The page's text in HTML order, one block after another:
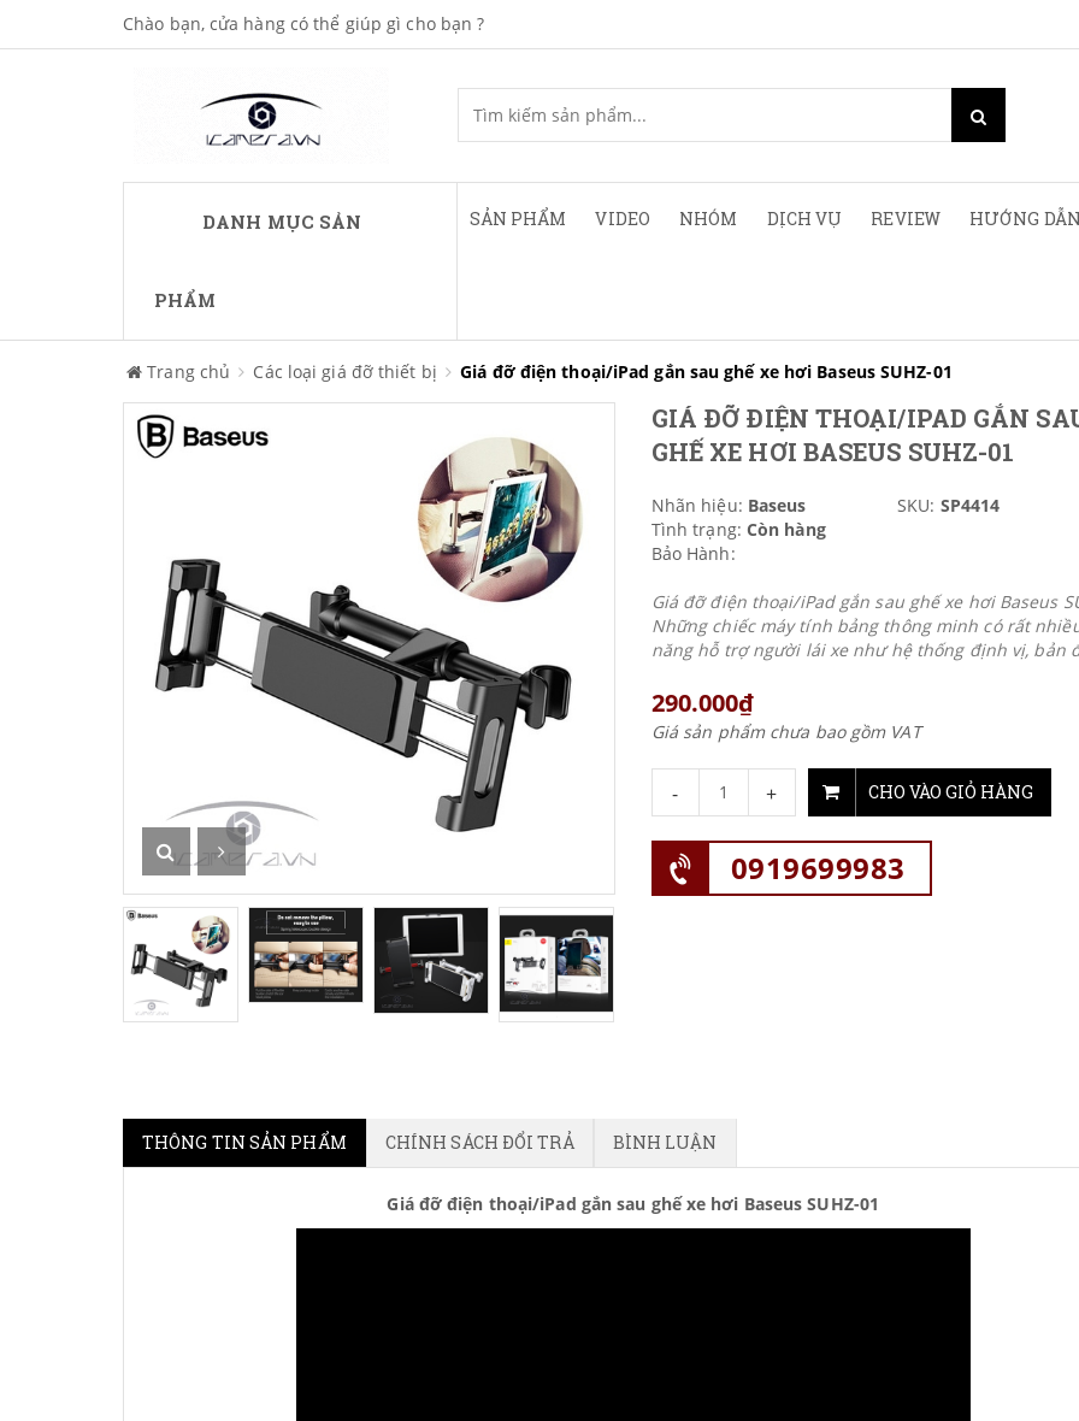
Chào bạn, cửa hàng có thể giúp gì cho bạn ?
DANH MỤC SẢN
PHẨM
SẢN PHẨM VIDEO NHÓM DỊCH VỤ REVIEW HƯỚNG
Trang chủ Các loại giá đỡ thiết bị Giá đỡ điện thoại/iPad gắn sau ghế xe hơi Baseus SUHZ-01
GIÁ ĐỠ ĐIỆN THOẠI/IPAD GẮN
GHẾ XE HƠI BASEUS SUHZ-01
Nhãn hiệu: Baseus SKU: SP4414
Tình trạng: Còn hàng
Bảo Hành:
Giá đỡ điện thoại/iPad gắn sau ghế xe hơi Baseus
Những chiếc máy tính bảng thông minh có rất
năng hỗ trợ người lái xe như hệ thống định vị, bản
290.000₫
Giá sản phẩm chưa bao gồm VAT
- + CHO VÀO GIỎ HÀNG
0919699983
THÔNG TIN SẢN PHẨM CHÍNH SÁCH ĐỔI TRẢ BÌNH LUẬN
Giá đỡ điện thoại/iPad gắn sau ghế xe hơi Baseus SUHZ-01